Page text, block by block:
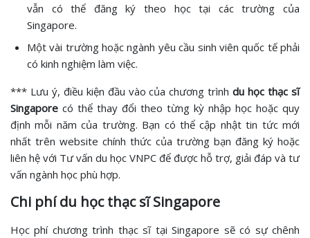
vẫn có thể đăng ký theo học tại các trường của
Singapore.
Một vài trường hoặc ngành yêu cầu sinh viên quốc tế phải
có kinh nghiệm làm việc.
*** Lưu ý, điều kiện đầu vào của chương trình du học thạc sĩ
Singapore có thể thay đổi theo từng kỳ nhập học hoặc quy
định mỗi năm của trường. Bạn có thể cập nhật tin tức mới
nhất trên website chính thức của trường bạn đăng ký hoặc
liên hệ với Tư vấn du học VNPC để được hỗ trợ, giải đáp và tư
vấn ngành học phù hợp.
Chi phí du học thạc sĩ Singapore
Học phí chương trình thạc sĩ tại Singapore sẽ có sự chênh